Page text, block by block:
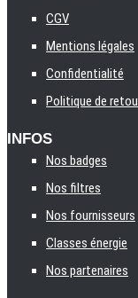
CGV
Mentions légales
Confidentialité
Politique de
INFOS
Nos badges
Nos filtres
Nos fournisseurs
Classes énergie
Nos partenaires